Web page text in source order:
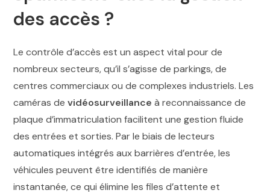
des accès ?
Le contrôle d’accès est un aspect vital pour de
nombreux secteurs, qu’il s’agisse de parkings, de
centres commerciaux ou de complexes industriels. Les
caméras devidéosurveillance à reconnaissance de
plaque d’immatriculation facilitent une gestion fluide
des entrées et sorties. Par le biais de lecteurs
automatiques intégrés aux barrières d’entrée, les
véhicules peuvent être identifiés de manière
instantanée, ce qui élimine les files d’attente et